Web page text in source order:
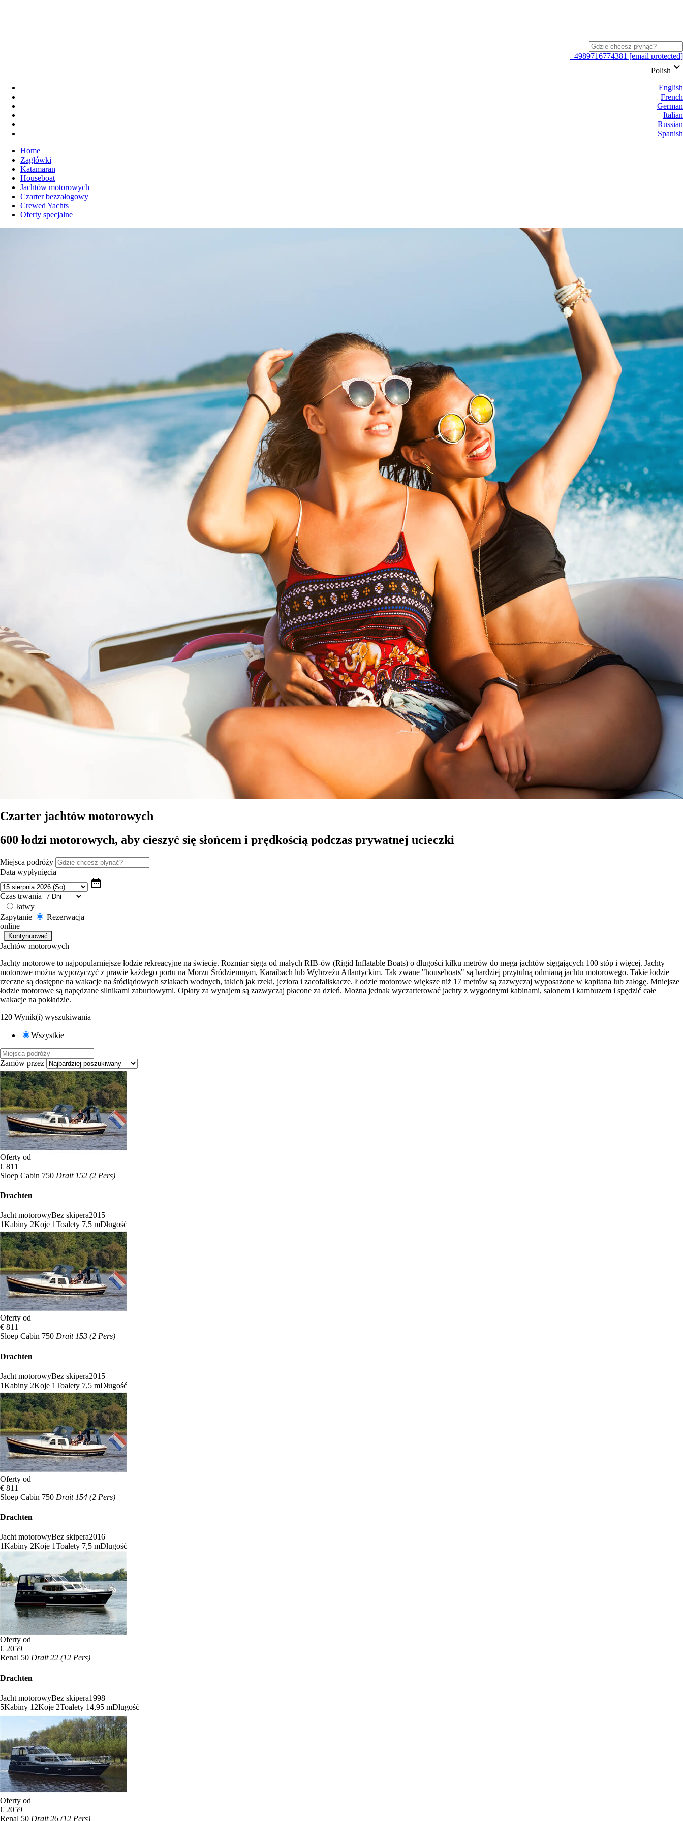
+4989716774381 [email protected]
Polish keyboard_arrow_down
English
French
German
Italian
Russian
Spanish
Home
Zagłówki
Katamaran
Houseboat
Jachtów motorowych
Czarter bezzałogowy
Crewed Yachts
Oferty specjalne
Czarter jachtów motorowych
600 łodzi motorowych, aby cieszyć się słońcem i prędkością podczas prywatnej ucieczki
Miejsca podróży
Data wypłynięcia
date_range
Czas trwania
łatwy
Zapytanie
Rezerwacja
online
Jachtów motorowych
Jachty motorowe to najpopularniejsze łodzie rekreacyjne na świecie. Rozmiar sięga od małych RIB-ów (Rigid Inflatable Boats) o długości kilku metrów do mega jachtów sięgających 100 stóp i więcej. Jachty
motorowe można wypożyczyć z prawie każdego portu na Morzu Śródziemnym, Karaibach lub Wybrzeżu Atlantyckim. Tak zwane "houseboats" są bardziej przytulną odmianą jachtu motorowego. Takie łodzie
rzeczne są dostępne na wakacje na śródlądowych szlakach wodnych, takich jak rzeki, jeziora i zacofaliskacze. Łodzie motorowe większe niż 17 metrów są zazwyczaj wyposażone w kapitana lub załogę. Mniejsze
łodzie motorowe są napędzane silnikami zaburtowymi. Opłaty za wynajem są zazwyczaj płacone za dzień. Można jednak wyczarterować jachty z wygodnymi kabinami, salonem i kambuzem i spędzić całe
wakacje na pokładzie.
120 Wynik(i) wyszukiwania
Wszystkie
Zamów przez
Oferty od
€ 811
Sloep Cabin 750 Drait 152 (2 Pers)
Drachten
Jacht motorowyBez skipera2015
1Kabiny 2Koje 1Toalety 7,5 mDługość
Oferty od
€ 811
Sloep Cabin 750 Drait 153 (2 Pers)
Drachten
Jacht motorowyBez skipera2015
1Kabiny 2Koje 1Toalety 7,5 mDługość
Oferty od
€ 811
Sloep Cabin 750 Drait 154 (2 Pers)
Drachten
Jacht motorowyBez skipera2016
1Kabiny 2Koje 1Toalety 7,5 mDługość
Oferty od
€ 2059
Renal 50 Drait 22 (12 Pers)
Drachten
Jacht motorowyBez skipera1998
5Kabiny 12Koje 2Toalety 14,95 mDługość
Oferty od
€ 2059
Renal 50 Drait 26 (12 Pers)